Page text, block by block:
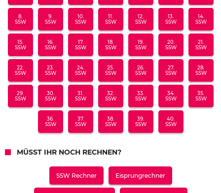
8.
SSW
9.
SSW
10.
SSW
11.
SSW
12.
SSW
13.
SSW
14.
SSW
15.
SSW
16.
SSW
17.
SSW
18.
SSW
19.
SSW
20.
SSW
21.
SSW
22.
SSW
23.
SSW
24.
SSW
25.
SSW
26.
SSW
27.
SSW
28.
SSW
29.
SSW
30.
SSW
31.
SSW
32.
SSW
33.
SSW
34.
SSW
35.
SSW
36.
SSW
37.
SSW
38.
SSW
39.
SSW
40.
SSW
MÜSST IHR NOCH RECHNEN?
SSW Rechner Eisprungrechner